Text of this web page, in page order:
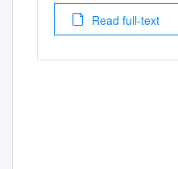
Read full-text